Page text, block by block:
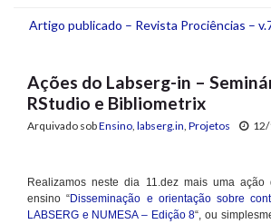
Artigo publicado – Revista Prociências –
Ações do Labserg-in –
RStudio e Bibliometrix
Arquivado sobEnsino, labserg.in, Projetos
Realizamos neste dia 11.dez mais uma
ensino “Disseminação e orientação sobre
LABSERG e NUMESA – Edição 8“, ou